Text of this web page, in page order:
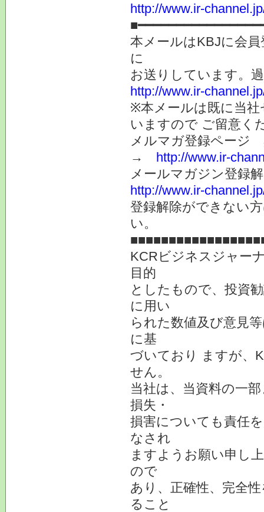
http://www.ir-
本メールはKBJに会
に
お送りしています。
http://www.ir-
※本メールは既に当
いますので ご留意く
メルマガ登録ページ
→ http://www.ir-
メールマガジン登録
http://www.ir-
登録解除ができない
い。
KCRビジネスジャー
目的
としたもので、投資
に用い
られた数値及び意見
に基
づいており ますが、
せん。
当社は、当資料の一
損失・
損害についても責任
なされ
ますようお願い申し
ので
あり、正確性、完全
ること